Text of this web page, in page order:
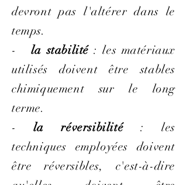
devront pas l'altérer dans le
temps.
- la stabilité: les matériaux
utilisés doivent être stables
chimiquement sur le long
terme.
- la réversibilité: les
techniques employées doivent
être réversibles, c'est-à-dire